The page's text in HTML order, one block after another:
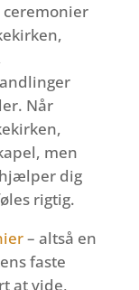
Når
men
dig
rigtig.
– altså en
faste
at vide,